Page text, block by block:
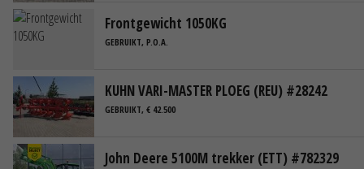
Frontgewicht 1050KG
GEBRUIKT, P.O.A.
KUHN VARI-MASTER PLOEG (REU) #28242
GEBRUIKT, € 42.500
John Deere 5100M trekker (ETT) #782329